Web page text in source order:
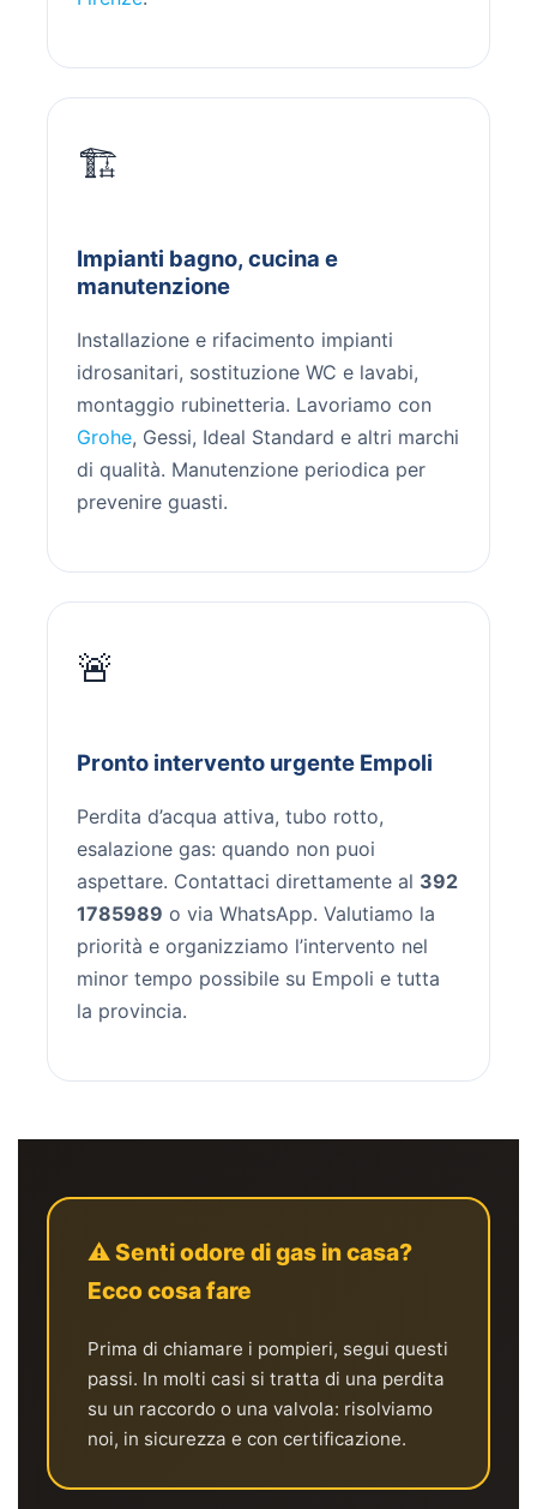
🏗️
Impianti bagno, cucina e
manutenzione
Installazione e rifacimento impianti
idrosanitari, sostituzione WC e lavabi,
montaggio rubinetteria. Lavoriamo con
Grohe, Gessi, Ideal Standard e altri marchi
di qualità. Manutenzione periodica per
prevenire guasti.
🚨
Pronto intervento urgente Empoli
Perdita d’acqua attiva, tubo rotto,
esalazione gas: quando non puoi
aspettare. Contattaci direttamente al 392
1785989 o via WhatsApp. Valutiamo la
priorità e organizziamo l’intervento nel
minor tempo possibile su Empoli e tutta
la provincia.
⚠️ Senti odore di gas in casa?
Ecco cosa fare
Prima di chiamare i pompieri, segui questi
passi. In molti casi si tratta di una perdita
su un raccordo o una valvola: risolviamo
noi, in sicurezza e con certificazione.